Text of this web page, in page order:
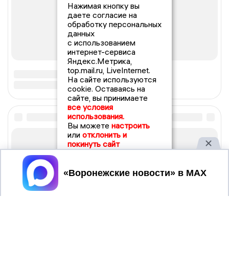
Нажимая кнопку вы
даете согласие на
обработку персональных
данных
с использованием
интернет-сервиса
Яндекс.Метрика,
top.mail.ru, LiveInternet.
На сайте используются
cookie. Оставаясь на
сайте, вы принимаете
все условия
использования.
Вы можете настроить
или отклонить и
покинуть сайт
Принять